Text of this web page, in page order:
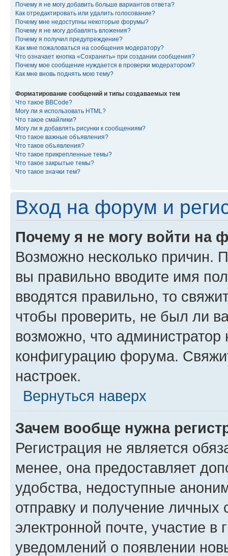
Почему я не могу добавить больше вариантов ответа?
Как отредактировать или удалить голосование?
Почему мне недоступны некоторые форумы?
Почему я не могу добавлять вложения?
Почему я получил предупреждение?
Как мне пожаловаться на сообщения модератору?
Что означает кнопка «Сохранить» при создании сообщения?
Почему мое сообщение нуждается в проверки модератором?
Как мне вновь поднять мою тему?
Форматирование сообщений и типы создаваемых тем
Что такое BBCode?
Могу ли я использовать HTML?
Что такое смайлики?
Могу ли я добавлять рисунки к сообщениям?
Что такое важные объявления?
Что такое объявления?
Что такое прикрепленные темы?
Что такое закрытые темы?
Что такое значки тем?
Вход на форум и
Почему я не могу войти на
Возможно несколько причин.
вы правильно вводите имя
вводятся правильно, то
чтобы проверить, не был ли
возможно, что администратор
конфигурацию форума.
настроек.
Вернуться наверх
Зачем вообще нужна
Регистрация не является
менее, она предоставляет
удобства, недоступные
отправку и получение
электронной почте, участие в
уведомлений о появлении